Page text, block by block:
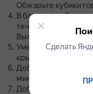
Обжарьте кубики
В блендер добавьте
течение 30 секунд,
Вылейте это на
Уменьшите огонь до
крышкой 40–50
Добавьте томатный
минут.
Добавьте шпинат и
Сделать